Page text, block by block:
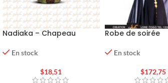
Nadiaka – Chapeau
/ Apénô »
En stock
$18,51
Robe de soirée
En stock
$172,75